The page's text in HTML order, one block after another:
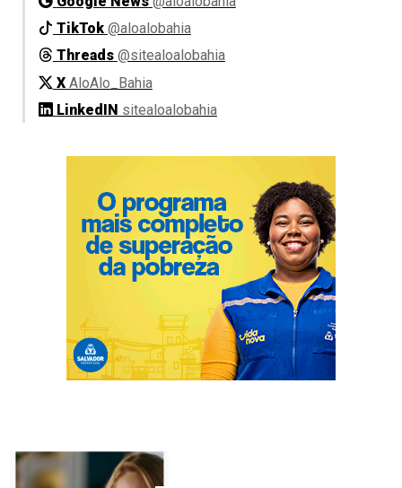
TikTok @aloalobahia
Threads @sitealoalobahia
X AloAlo_Bahia
LinkedIN sitealoalobahia